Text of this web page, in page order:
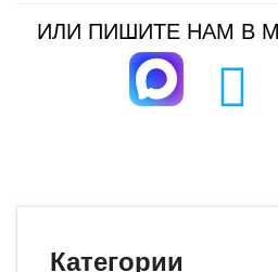
ИЛИ ПИШИТЕ НАМ В
Категории